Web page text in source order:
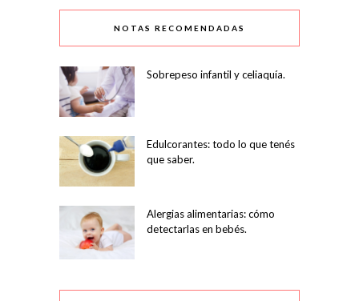
NOTAS RECOMENDADAS
Sobrepeso infantil y celiaquía.
Edulcorantes: todo lo que tenés
que saber.
Alergias alimentarias: cómo
detectarlas en bebés.